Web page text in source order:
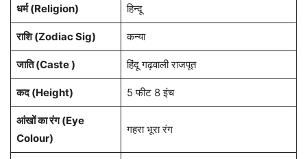
धर्म (Religion) हिन्दू
राशि (Zodiac Sig) कन्या
जाति (Caste ) हिंदू गढ़वाली राजपूत
कद (Height) 5 फीट 8 इंच
आंखों का रंग (Eye
Colour)
गहरा भूरा रंग